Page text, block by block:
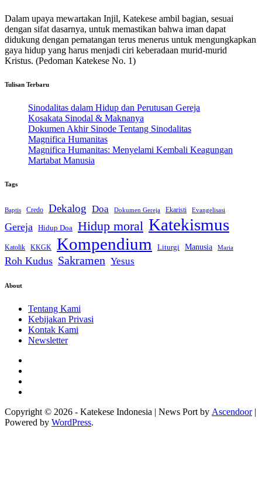
Dalam upaya mewartakan Injil, Katekese ambil bagian, sesuai
dengan sifat dasarnya, untuk memastikan bahwa iman dapat
didukung dengan pematangan terus menerus untuk mengungkapkan
gaya hidup yang harus menjadi ciri keberadaan murid-murid
Kristus. (Pedoman Katekese No. 1)
Tulisan Terbaru
Sinodalitas dalam Hidup dan Perutusan Gereja
Kosakata Sinodal & Maknanya
Dokumen Akhir Sinode Tentang Sinodalitas
Magnifica Humanitas
Magnifica Humanitas: Menyelami Kembali Keagungan
Martabat Manusia
Tags
Baptis Credo Dekalog Doa Dokumen Gereja Ekaristi Evangelisasi
Gereja Hidup Doa Hidup moral Katekismus
Katolik KKGK Kompendium Liturgi Manusia Maria
Roh Kudus Sakramen Yesus
About
Tentang Kami
Kebijakan Privasi
Kontak Kami
Newsletter
Copyright © 2026 - Katekese Indonesia | News Port by Ascendoor|
Powered by WordPress.